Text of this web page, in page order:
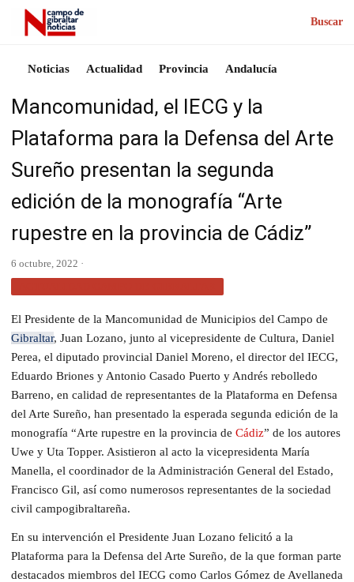
Buscar
Noticias Actualidad Provincia Andalucía
Mancomunidad, el IECG y la
Plataforma para la Defensa del Arte
Sureño presentan la segunda
edición de la monografía “Arte
rupestre en la provincia de Cádiz”
6 octubre, 2022 ·
El Presidente de la Mancomunidad de Municipios del Campo de
Gibraltar, Juan Lozano, junto al vicepresidente de Cultura, Daniel
Perea, el diputado provincial Daniel Moreno, el director del IECG,
Eduardo Briones y Antonio Casado Puerto y Andrés rebolledo
Barreno, en calidad de representantes de la Plataforma en Defensa
del Arte Sureño, han presentado la esperada segunda edición de la
monografía “Arte rupestre en la provincia de Cádiz” de los autores
Uwe y Uta Topper. Asistieron al acto la vicepresidenta María
Manella, el coordinador de la Administración General del Estado,
Francisco Gil, así como numerosos representantes de la sociedad
civil campogibraltareña.
En su intervención el Presidente Juan Lozano felicitó a la
Plataforma para la Defensa del Arte Sureño, de la que forman parte
destacados miembros del IECG como Carlos Gómez de Avellaneda